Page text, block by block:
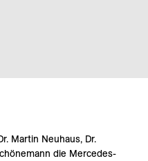
Martin Neuhaus, Dr.
die Mercedes-